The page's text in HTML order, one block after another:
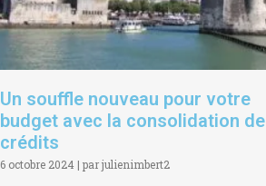
Un souffle nouveau pour votre
budget avec la consolidation de
crédits
6 octobre 2024 | par julienimbert2